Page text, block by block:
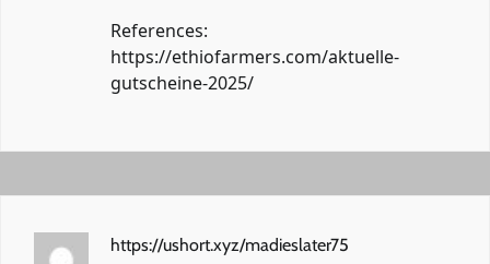
References:
https://ethiofarmers.com/aktuelle-
gutscheine-2025/
https://ushort.xyz/madieslater75